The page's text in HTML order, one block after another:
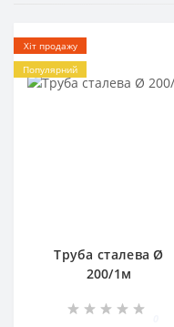
Хіт продажу
Популярний
Труба сталева Ø
200/1м